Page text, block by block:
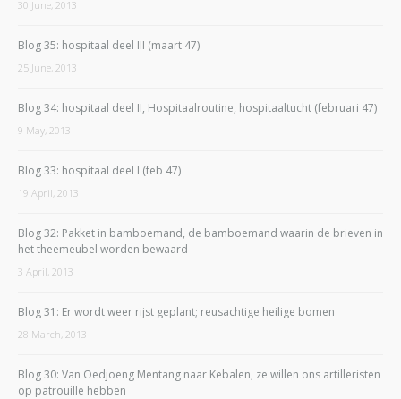
30 June, 2013
Blog 35: hospitaal deel III (maart 47)
25 June, 2013
Blog 34: hospitaal deel II, Hospitaalroutine, hospitaaltucht (februari 47)
9 May, 2013
Blog 33: hospitaal deel I (feb 47)
19 April, 2013
Blog 32: Pakket in bamboemand, de bamboemand waarin de brieven in
het theemeubel worden bewaard
3 April, 2013
Blog 31: Er wordt weer rijst geplant; reusachtige heilige bomen
28 March, 2013
Blog 30: Van Oedjoeng Mentang naar Kebalen, ze willen ons artilleristen
op patrouille hebben